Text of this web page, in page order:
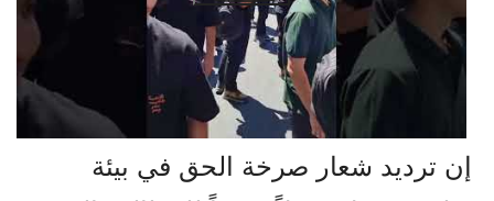
إن ترديد شعار صرخة الحق في بيئة